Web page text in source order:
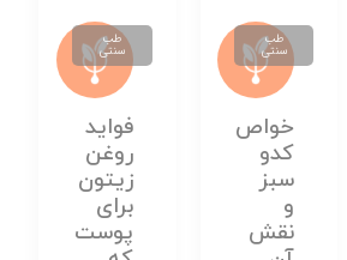
طب
سنتی
خواص
کدو
سبز
و
نقش
طب
سنتی
فواید
روغن
زیتون
برای
پوست